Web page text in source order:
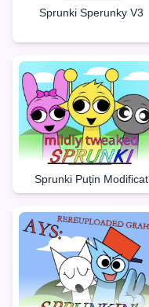
Sprunki Sperunky V3
Sprunki Puțin Modificat